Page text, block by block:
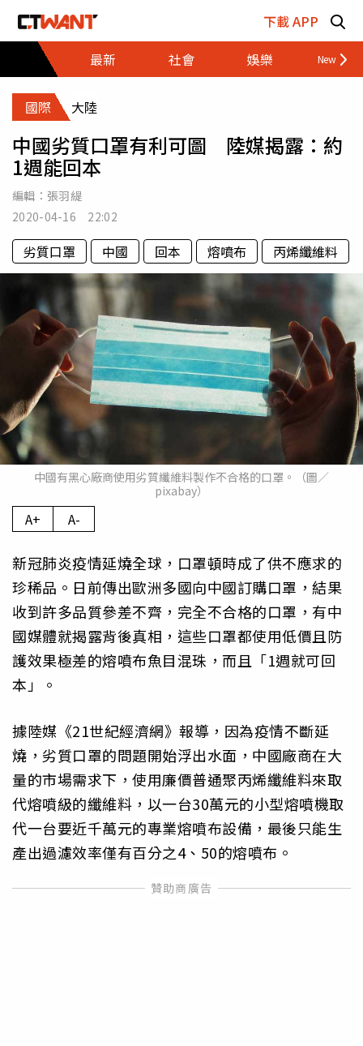
下載 APP
最新
社會 娛樂 財經
國際 大陸
中國劣質口罩有利可圖 陸媒揭露：約
1週能回本
編輯： 張羽緹
2020-04-16 22:02
劣質口罩 中國 回本 熔噴布 丙烯纖維料
中國有黑心廠商使用劣質纖維料製作不合格的口罩。（圖／
pixabay）
A+ A-
新冠肺炎疫情延燒全球，口罩頓時成了供不應求的
珍稀品。日前傳出歐洲多國向中國訂購口罩，結果
收到許多品質參差不齊，完全不合格的口罩，有中
國媒體就揭露背後真相，這些口罩都使用低價且防
護效果極差的熔噴布魚目混珠，而且「1週就可回
本」。
據陸媒《21世紀經濟網》報導，因為疫情不斷延
燒，劣質口罩的問題開始浮出水面，中國廠商在大
量的市場需求下，使用廉價普通聚丙烯纖維料來取
代熔噴級的纖維料，以一台30萬元的小型熔噴機取
代一台要近千萬元的專業熔噴布設備，最後只能生
產出過濾效率僅有百分之4、50的熔噴布。